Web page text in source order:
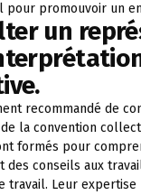
pour promouvoir un
un
recommandé de
la convention
formés pour
des conseils aux
travail. Leur